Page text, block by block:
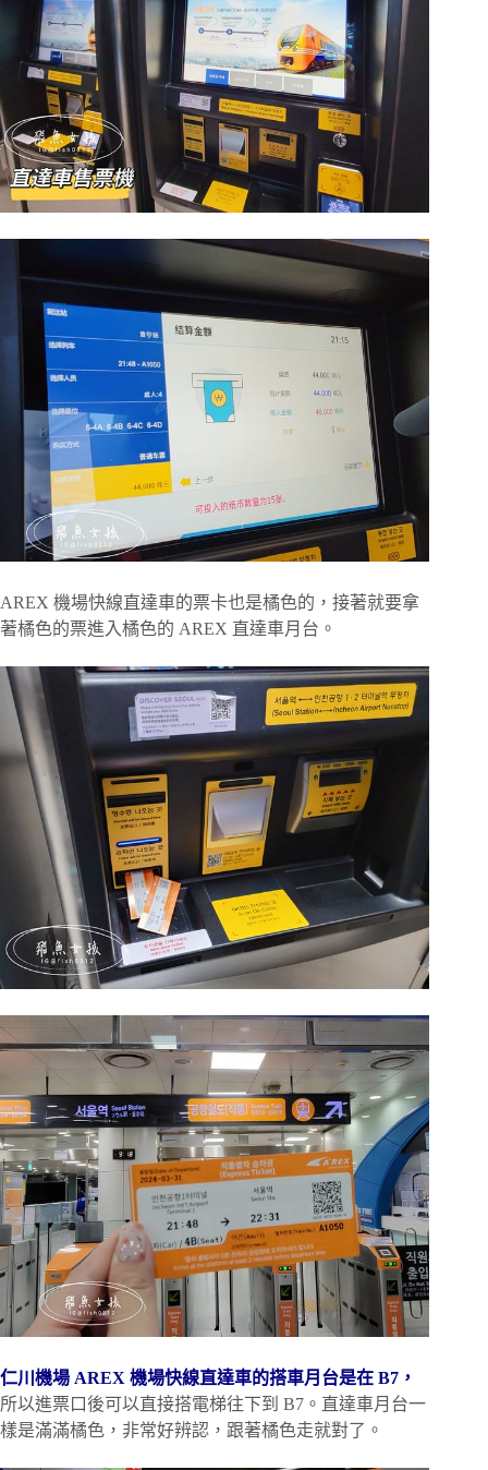
AREX 機場快線直達車的票卡也是橘色的，接著就要拿
著橘色的票進入橘色的 AREX 直達車月台。
仁川機場 AREX 機場快線直達車的搭車月台是在 B7，
所以進票口後可以直接搭電梯往下到 B7。直達車月台一
樣是滿滿橘色，非常好辨認，跟著橘色走就對了。